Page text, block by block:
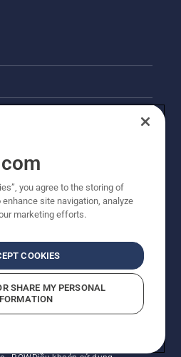
khác
you agree to the storing of
site navigation, analyze
marketing efforts.
COOKIES
SHARE MY PERSONAL